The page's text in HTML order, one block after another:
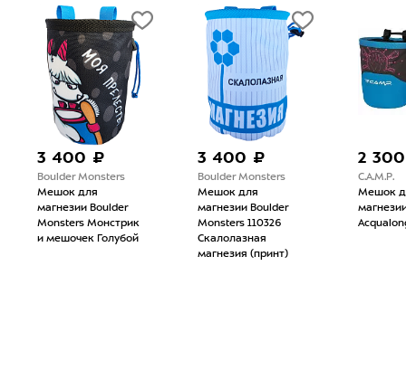
3 400 ₽
Boulder Monsters
Мешок для
магнезии Boulder
Monsters Монстрик
и мешочек Голубой
3 400 ₽
Boulder Monsters
Мешок для
магнезии Boulder
Monsters 110326
Скалолазная
магнезия (принт)
2
C.A.M.P.
Мешок
магнезии